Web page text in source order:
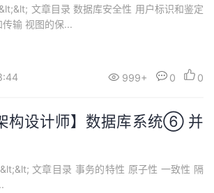
文章目录 数据库安全性 用户标识和鉴定
输 视图的保...
999+ 0 0
构设计师】数据库系统⑥ 并
文章目录 事务的特性 原子性 一致性 隔